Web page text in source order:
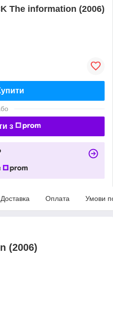
The information (2006)
з
Доставка Оплата Умови
(2006)